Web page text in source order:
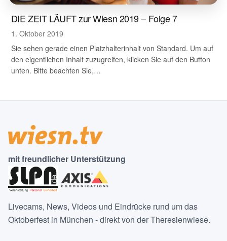
DIE ZEIT LÄUFT zur Wiesn 2019 – Folge 7
1. Oktober 2019
Sie sehen gerade einen Platzhalterinhalt von Standard. Um auf
den eigentlichen Inhalt zuzugreifen, klicken Sie auf den Button
unten. Bitte beachten Sie,…
mit freundlicher Unterstützung
Livecams, News, Videos und Eindrücke rund um das
Oktoberfest in München - direkt von der Theresienwiese.